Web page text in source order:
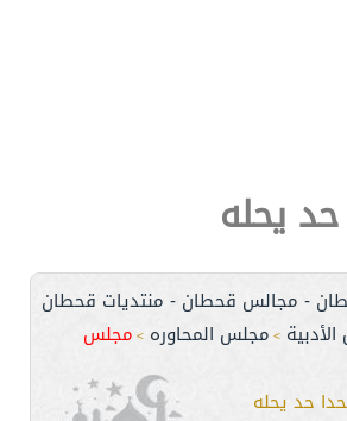
يحله
- مجالس قحطان - منتديات قحطان
> مجلس المحاوره > مجلس
حد يحله